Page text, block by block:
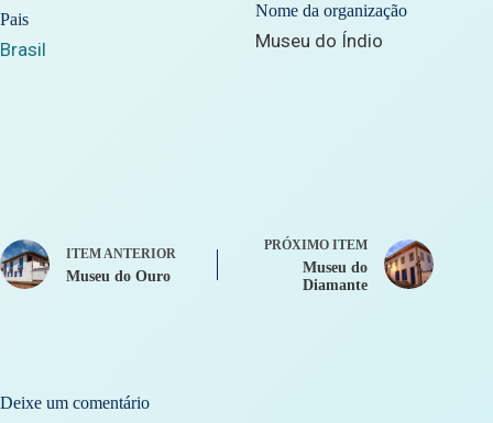
Pais
Brasil
Nome da organização
Museu do Índio
ITEM ANTERIOR
Museu do Ouro
PRÓXIMO ITEM
Museu do
Diamante
Deixe um comentário